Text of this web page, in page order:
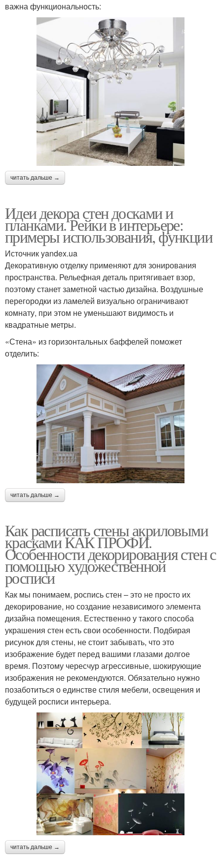
важна функциональность:
читать дальше →
Идеи декора стен досками и
планками. Рейки в интерьере:
примеры использования, функции
Источник yandex.ua
Декоративную отделку применяют для зонирования
пространства. Рельефная деталь притягивает взор,
поэтому станет заметной частью дизайна. Воздушные
перегородки из ламелей визуально ограничивают
комнату, при этом не уменьшают видимость и
квадратные метры.
«Стена» из горизонтальных баффелей поможет
отделить:
читать дальше →
Как расписать стены акриловыми
красками КАК ПРОФИ.
Особенности декорирования стен с
помощью художественной
росписи
Как мы понимаем, роспись стен – это не просто их
декорирование, но создание независимого элемента
дизайна помещения. Естественно у такого способа
украшения стен есть свои особенности. Подбирая
рисунок для стены, не стоит забывать, что это
изображение будет перед вашими глазами долгое
время. Поэтому чересчур агрессивные, шокирующие
изображения не рекомендуются. Обязательно нужно
позаботиться о единстве стиля мебели, освещения и
будущей росписи интерьера.
читать дальше →